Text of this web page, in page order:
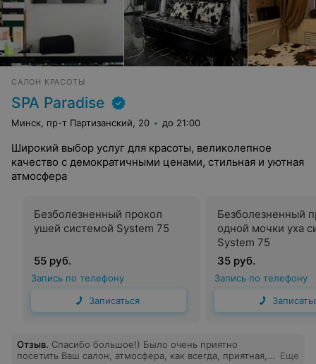
САЛОН КРАСОТЫ
SPA Paradise
Минск, пр-т Партизанский, 20 до 21:00
Широкий выбор услуг для красоты, великолепное
качество с демократичными ценами, стильная и уютная
атмосфера
Безболезненный прокол
ушей системой System 75
55 руб.
Запись по телефону
Записаться
Безболезненный
одной мочки уха
System 75
35 руб.
Запись по телефону
Отзыв. Спасибо большое!) Было очень приятно
посетить Ваш салон, атмосфера, как всегда, приятная,
Еще